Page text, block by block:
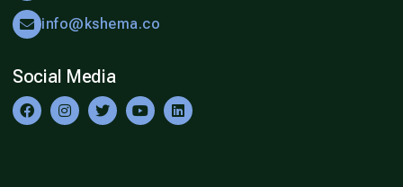
info@kshema.co
Social Media